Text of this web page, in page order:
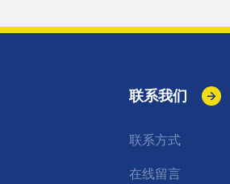
联系我们
联系方式
在线留言